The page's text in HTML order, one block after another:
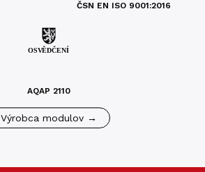
ČSN EN ISO 9001:2016
AQAP 2110
Výrobca modulov →